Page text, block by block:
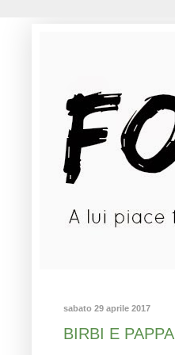
sabato 29 aprile 2017
BIRBI E